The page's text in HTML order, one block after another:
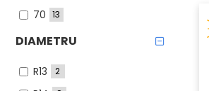
70 13
75 14
DIAMETRU
R13 2